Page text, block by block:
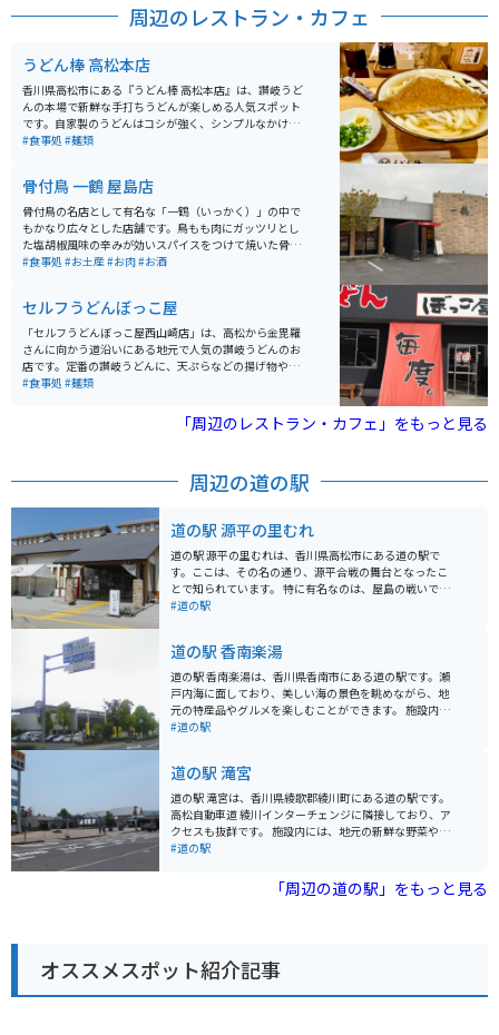
周辺のレストラン・カフェ
うどん棒 高松本店
香川県高松市にある『うどん棒 高松本店』は、讃岐うど
んの本場で新鮮な手打ちうどんが楽しめる人気スポット
です。自家製のうどんはコシが強く、シンプルなかけう
どんから具材たっぷりの天ぷらうどんまで豊富なメニュ
#食事処 #麺類
骨付鳥 一鶴 屋島店
骨付鳥の名店として有名な「一鶴（いっかく）」の中で
もかなり広々とした店舗です。鳥もも肉にガッツリとし
た塩胡椒風味の辛みが効いスパイスをつけて焼いた骨付
鳥は、ビールにピッタリの味付けです。もちろん単体で
#食事処 #お土産#お肉#お酒
セルフうどんぼっこ屋
「セルフうどんぼっこ屋西山崎店」は、高松から金毘羅
さんに向かう道沿いにある地元で人気の讃岐うどんのお
店です。定番の讃岐うどんに、天ぷらなどの揚げ物やお
でんなどのサイドメニューも充実しています。 お値段も
をトッピング、天ぷら類3品で600円ほとで食べられま
#食事処 #麺類
「周辺のレストラン・カフェ」をもっと見る
周辺の道の駅
道の駅 源平の里むれ
道の駅 源平の里むれは、香川県高松市にある道の駅で
す。ここは、その名の通り、源平合戦の舞台となったこ
とで知られています。 特に有名なのは、屋島の戦いで、
扇の的を射落とした那須与一の伝説が残る場所です。道
ます。 また、地元の特産品を販売する物産館もあり、香
川県の名産品であるうどんや、和三盆を使ったお菓子な
どを購入することができます。バイクで訪れる際は、駐
車場も広く、休憩場所としても最適です。周辺には、源
義経ゆかりの地や、四国八十八ヶ所霊場の札所などもあ
#道の駅
道の駅 香南楽湯
道の駅 香南楽湯は、香川県香南市にある道の駅です。瀬
戸内海に面しており、美しい海の景色を眺めながら、地
元の特産品やグルメを楽しむことができます。 施設内に
は、レストラン、物産館、温泉施設などがあり、ドライ
す。 バイクで訪れる場合、道の駅には広い駐車場が完備
されているので安心です。また、周辺には、風光明媚な
海岸線が続く「さぬき浜街道」など、ツーリングに最適
なルートもたくさんあります。香川県の名産品であるう
どん店も周辺に数多くあるので、ツーリング中に立ち寄
#道の駅
道の駅 滝宮
道の駅 滝宮は、香川県綾歌郡綾川町にある道の駅です。
高松自動車道 綾川インターチェンジに隣接しており、ア
クセスも抜群です。 施設内には、地元の新鮮な野菜や果
物を販売する農産物直売所や、香川県の名産品であるう
舞台古墳」や、紫雲山の中腹に位置する「滝宮天満宮」
所としても利用しやすい施設です。
#道の駅
「周辺の道の駅」をもっと見る
オススメスポット紹介記事